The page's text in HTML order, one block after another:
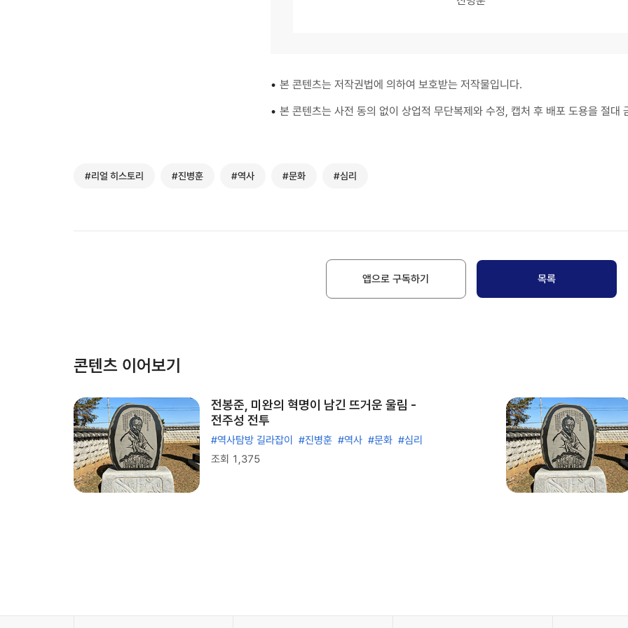
• 본 콘텐츠는 저작권법에 의하여 보호받는 저작물입니다.
• 본 콘텐츠는 사전 동의 없이 상업적 무단복제와 수정, 캡처 후 배포 도용을 절대
#리얼 히스토리 #진병훈 #역사 #문화 #심리
앱으로 구독하기 목록
콘텐츠 이어보기
전봉준, 미완의 혁명이 남긴 뜨거운 울림 -
전주성 전투
#역사탐방 길라잡이 #진병훈 #역사 #문화 #심리
조회 1,375